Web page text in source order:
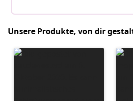
Unsere Produkte, von dir